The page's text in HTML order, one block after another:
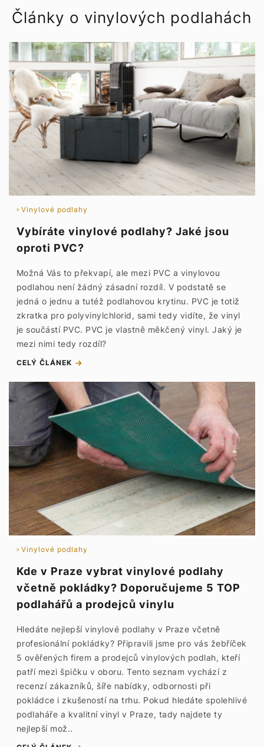
Články o vinylových podlahách
Vinylové podlahy
Vybíráte vinylové podlahy? Jaké jsou
oproti PVC?
Možná Vás to překvapí, ale mezi PVC a vinylovou
podlahou není žádný zásadní rozdíl. V podstatě se
jedná o jednu a tutéž podlahovou krytinu. PVC je totiž
zkratka pro polyvinylchlorid, sami tedy vidíte, že vinyl
je součástí PVC. PVC je vlastně měkčený vinyl. Jaký je
mezi nimi tedy rozdíl?
CELÝ ČLÁNEK
Vinylové podlahy
Kde v Praze vybrat vinylové podlahy
včetně pokládky? Doporučujeme 5 TOP
podlahářů a prodejců vinylu
Hledáte nejlepší vinylové podlahy v Praze včetně
profesionální pokládky? Připravili jsme pro vás žebříček
5 ověřených firem a prodejců vinylových podlah, kteří
patří mezi špičku v oboru. Tento seznam vychází z
recenzí zákazníků, šíře nabídky, odbornosti při
pokládce i zkušeností na trhu. Pokud hledáte spolehlivé
podlaháře a kvalitní vinyl v Praze, tady najdete ty
nejlepší mož..